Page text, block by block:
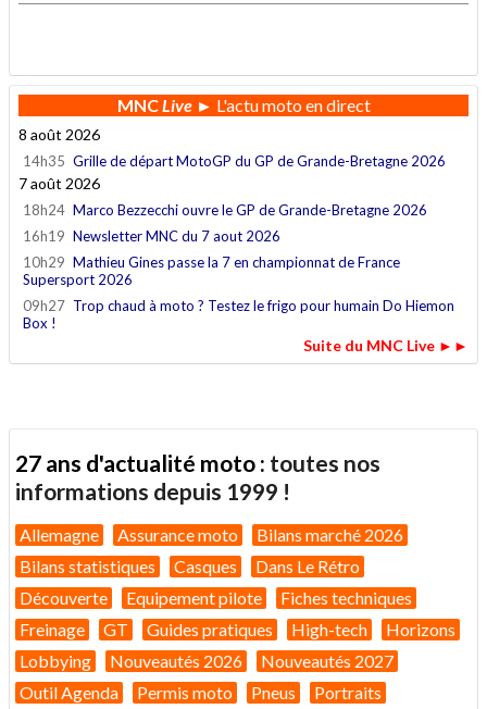
MNCLive► L'actu moto en direct
8 août 2026
14h35 Grille de départ MotoGP du GP de Grande-Bretagne 2026
7 août 2026
18h24 Marco Bezzecchi ouvre le GP de Grande-Bretagne 2026
16h19 Newsletter MNC du 7 aout 2026
10h29 Mathieu Gines passe la 7 en championnat de France
Supersport 2026
09h27 Trop chaud à moto ? Testez le frigo pour humain Do Hiemon
Box !
Suite du MNC Live ►►
27 ans d'actualité moto : toutes nos
informations depuis 1999 !
Allemagne Assurance moto
Bilans marché 2026
Bilans statistiques
Casques
Dans Le Rétro
Découverte
Equipement pilote
Fiches techniques
Freinage
GT Guides pratiques High-tech
Horizons
Lobbying
Nouveautés 2026
Nouveautés 2027
Outil Agenda
Permis moto Pneus Portraits